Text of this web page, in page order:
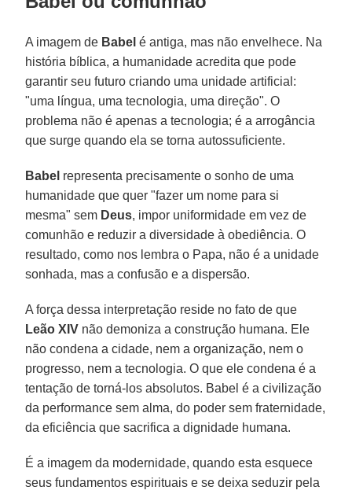
A imagem de Babel é antiga, mas não envelhece. Na
história bíblica, a humanidade acredita que pode
garantir seu futuro criando uma unidade artificial:
"uma língua, uma tecnologia, uma direção". O
problema não é apenas a tecnologia; é a arrogância
que surge quando ela se torna autossuficiente.
Babel representa precisamente o sonho de uma
humanidade que quer "fazer um nome para si
mesma" sem Deus, impor uniformidade em vez de
comunhão e reduzir a diversidade à obediência. O
resultado, como nos lembra o Papa, não é a unidade
sonhada, mas a confusão e a dispersão.
A força dessa interpretação reside no fato de que
Leão XIV não demoniza a construção humana. Ele
não condena a cidade, nem a organização, nem o
progresso, nem a tecnologia. O que ele condena é a
tentação de torná-los absolutos. Babel é a civilização
da performance sem alma, do poder sem fraternidade,
da eficiência que sacrifica a dignidade humana.
É a imagem da modernidade, quando esta esquece
seus fundamentos espirituais e se deixa seduzir pela